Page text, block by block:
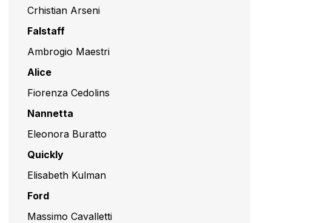
Crhistian Arseni
Falstaff
Ambrogio Maestri
Alice
Fiorenza Cedolins
Nannetta
Eleonora Buratto
Quickly
Elisabeth Kulman
Ford
Massimo Cavalletti